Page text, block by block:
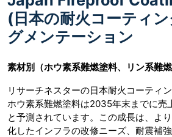
(日本の耐火コーティ
グメンテーション
素材別（ホウ素系難燃塗料、リン系難燃
リサーチネスターの日本耐火コーティ
ホウ素系難燃塗料は2035年末までに売
と予測されています。この成長は、よ
化し​​たインフラの改修ニーズ、耐震補